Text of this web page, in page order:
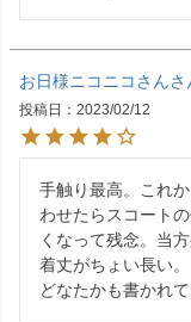
お日様ニコニコさん
投稿日
2023/02/12
手触り最高。これ
わせたらスコート
くなって残念。当
着丈がちょい長い。
どなたかも書かれ